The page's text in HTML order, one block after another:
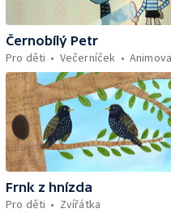
Černobílý Petr
Pro děti
Večerníček
Frnk z hnízda
Pro děti
Zvířátka